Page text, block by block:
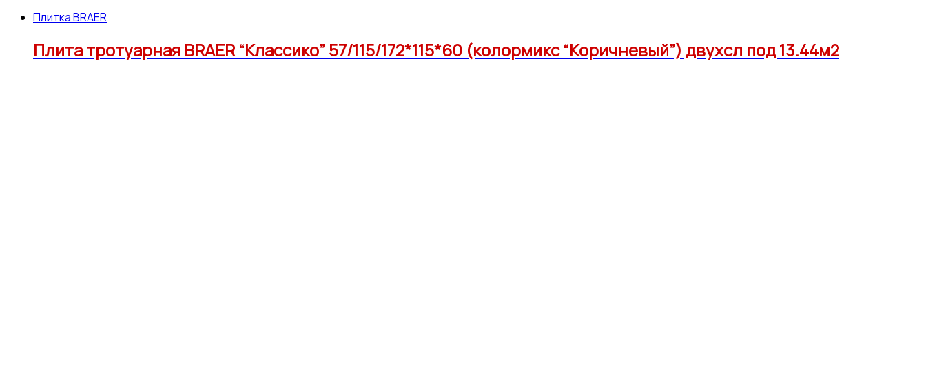
Плитка BRAER
Плита тротуарная BRAER “Классико” 57/115/172*115*60 (колормикс “Коричневый”) двухсл под 13.44м2